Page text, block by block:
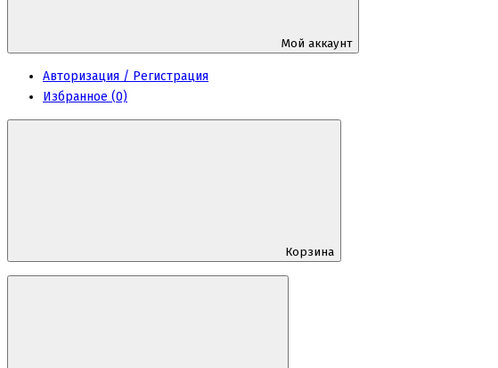
Мой аккаунт
Авторизация / Регистрация
Избранное (0)
Корзина